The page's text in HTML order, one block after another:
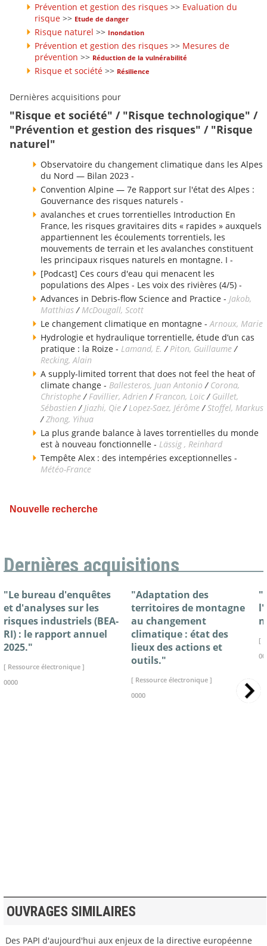
Prévention et gestion des risques >> Evaluation du
risque >> Etude de danger
Risque naturel >> Inondation
Prévention et gestion des risques >> Mesures de
prévention >> Réduction de la vulnérabilité
Risque et société >> Résilience
Dernières acquisitions pour
"Risque et société" / "Risque technologique" /
"Prévention et gestion des risques" / "Risque
naturel"
Observatoire du changement climatique dans les Alpes
du Nord — Bilan 2023 -
Convention Alpine — 7e Rapport sur l'état des Alpes :
Gouvernance des risques naturels -
avalanches et crues torrentielles Introduction En
France, les risques gravitaires dits « rapides » auxquels
appartiennent les écoulements torrentiels, les
mouvements de terrain et les avalanches constituent
les principaux risques naturels en montagne. I -
[Podcast] Ces cours d'eau qui menacent les
populations des Alpes - Les voix des rivières (4/5) -
Advances in Debris-flow Science and Practice - Jakob,
Matthias/McDougall, Scott
Le changement climatique en montagne -Arnoux, Marie
Hydrologie et hydraulique torrentielle, étude d’un cas
pratique : la Roize - Lamand, E. / Piton, Guillaume/
Recking, Alain
A supply-limited torrent that does not feel the heat of
climate change - Ballesteros, Juan Antonio / Corona,
Christophe/ Favillier, Adrien / Francon, Loïc/ Guillet,
Sébastien / Jiazhi, Qie/ Lopez-Saez, Jérôme/Stoffel, Markus
/Zhong, Yihua
La plus grande balance à laves torrentielles du monde
est à nouveau fonctionnelle - Lässig , Reinhard
Tempête Alex : des intempéries exceptionnelles -
Météo-France
Nouvelle recherche
Dernières acquisitions
"Le bureau d'enquêtes
et d'analyses sur les
risques industriels (BEA-
RI) : le rapport annuel
2025."
[ Ressource électronique ]
0000
"Adaptation des
territoires de montagne
au changement
climatique : état des
lieux des actions et
outils."
[ Ressource électronique ]
0000
[
OUVRAGES SIMILAIRES
Des PAPI d'aujourd'hui aux enjeux de la directive européenne